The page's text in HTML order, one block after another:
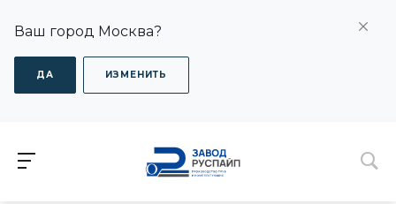
Ваш город Москва?
ДА ИЗМЕНИТЬ